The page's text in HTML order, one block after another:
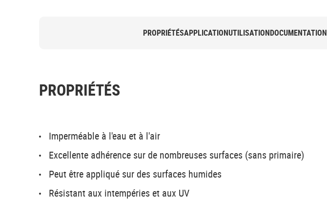
PROPRIÉTÉSAPPLICATIONUTILISATIONDOCUMENTATION
PROPRIÉTÉS
Imperméable à l'eau et à l'air
Excellente adhérence sur de nombreuses surfaces (sans primaire)
Peut être appliqué sur des surfaces humides
Résistant aux intempéries et aux UV